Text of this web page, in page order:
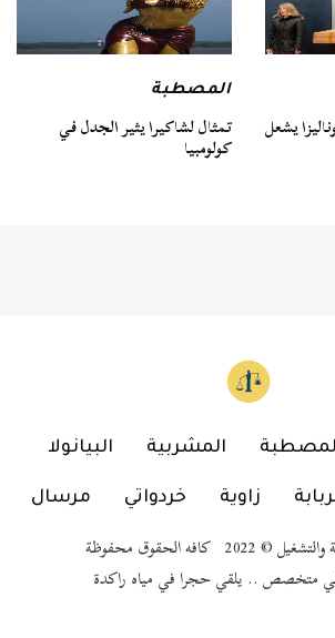
يشعل
المصطبة
تمثال لشاكيرا يثير الجدل في
كولومبيا
المشربية البيانولا
زاوية خردواتي مرسال
كافه الحقوق محفوظة
متخصص .. يلقي حجرا في مياه راكدة